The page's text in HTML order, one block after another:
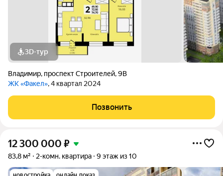
3D-тур
Владимир, проспект Строителей,9В
ЖК «Факел», 4 квартал 2024
Позвонить
12 300 000 ₽
83,8 м² 2-комн. квартира 9 этаж из 10